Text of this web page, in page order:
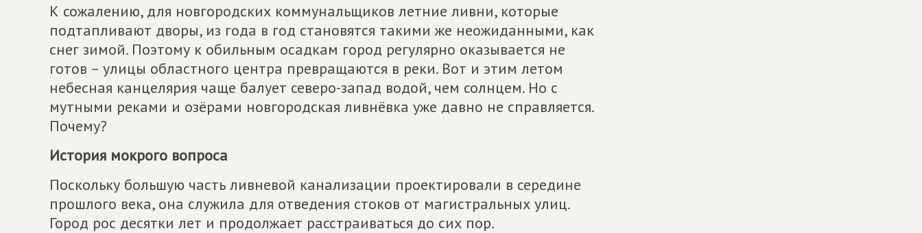
К сожалению, для новгородских коммунальщиков летние ливни, которые
подтапливают дворы, из года в год становятся такими же неожиданными, как
снег зимой. Поэтому к обильным осадкам город регулярно оказывается не
готов – улицы областного центра превращаются в реки. Вот и этим летом
небесная канцелярия чаще балует северо-запад водой, чем солнцем. Но с
мутными реками и озёрами новгородская ливнёвка уже давно не справляется.
Почему?
История мокрого вопроса
Поскольку большую часть ливневой канализации проектировали в середине
прошлого века, она служила для отведения стоков от магистральных улиц.
Город рос десятки лет и продолжает расстраиваться до сих пор.